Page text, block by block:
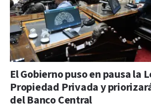
El Gobierno puso en pausa la
Propiedad Privada y
del Banco Central